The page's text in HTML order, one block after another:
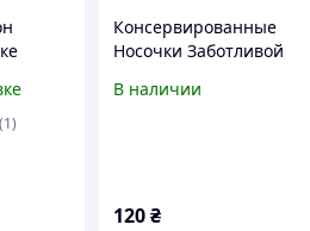
(1)
Консервированные
Носочки Заботливой
Подарок Для Бабушки -
В наличии
120₴